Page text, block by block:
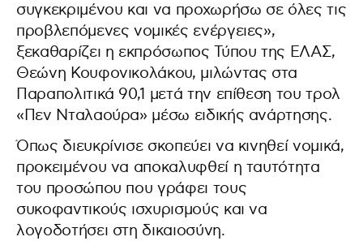
συγκεκριμένου και να προχωρήσω σε όλες τις
προβλεπόμενες νομικές ενέργειες»,
ξεκαθαρίζει η εκπρόσωπος Τύπου της ΕΛΑΣ,
Θεώνη Κουφονικολάκου, μιλώντας στα
Παραπολιτικά 90,1 μετά την επίθεση του τρολ
«Πεν Νταλαούρα» μέσω ειδικής ανάρτησης.
Όπως διευκρίνισε σκοπεύει να κινηθεί νομικά,
προκειμένου να αποκαλυφθεί η ταυτότητα
του προσώπου που γράφει τους
συκοφαντικούς ισχυρισμούς και να
λογοδοτήσει στη δικαιοσύνη.